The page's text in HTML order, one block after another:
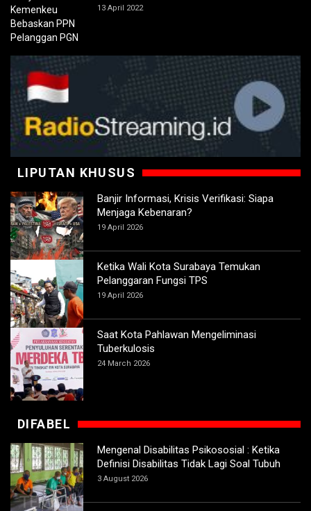
13 April 2022
LIPUTAN KHUSUS
Banjir Informasi, Krisis Verifikasi: Siapa
Menjaga Kebenaran?
19 April 2026
Ketika Wali Kota Surabaya Temukan
Pelanggaran Fungsi TPS
19 April 2026
Saat Kota Pahlawan Mengeliminasi
Tuberkulosis
24 March 2026
DIFABEL
Mengenal Disabilitas Psikososial : Ketika
Definisi Disabilitas Tidak Lagi Soal Tubuh
3 August 2026